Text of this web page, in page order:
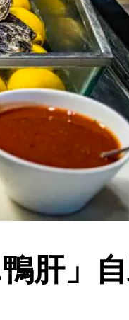
肝」